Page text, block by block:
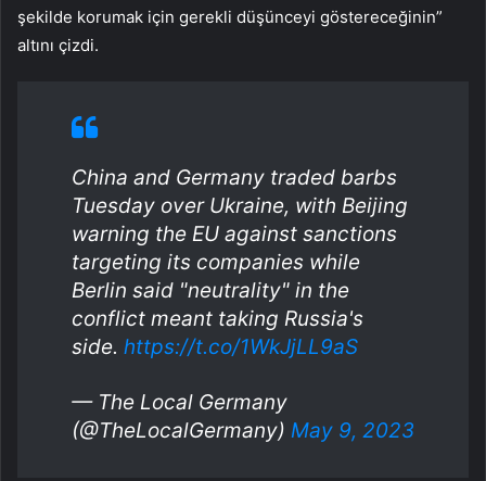
şekilde korumak için gerekli düşünceyi göstereceğinin”
altını çizdi.
China and Germany traded barbs
Tuesday over Ukraine, with Beijing
warning the EU against sanctions
targeting its companies while
Berlin said "neutrality" in the
conflict meant taking Russia's
side. https://t.co/1WkJjLL9aS
— The Local Germany
(@TheLocalGermany) May 9, 2023